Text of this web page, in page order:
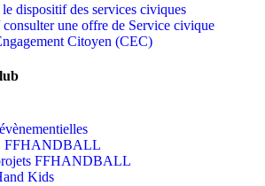
dispositif des services civiques
consulter une offre de Service civique
Citoyen (CEC)
FFHANDBALL
FFHANDBALL
Kids